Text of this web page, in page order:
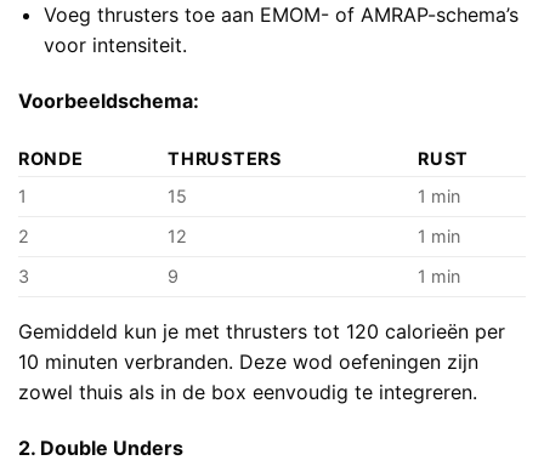
Voeg thrusters toe aan EMOM- of AMRAP-schema’s
voor intensiteit.
Voorbeeldschema:
RONDE THRUSTERS
RUST
1
15
1 min
2
12
1 min
3
9 1 min
Gemiddeld kun je met thrusters tot 120 calorieën per
10 minuten verbranden. Deze wod oefeningen zijn
zowel thuis als in de box eenvoudig te integreren.
2. Double Unders